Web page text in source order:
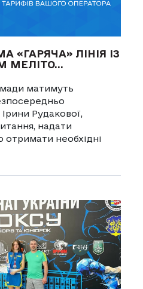
«ГАРЯЧА» ЛІНІЯ ІЗ
МЕЛІТО...
матимуть
Рудакової,
надати
отримати необхідні